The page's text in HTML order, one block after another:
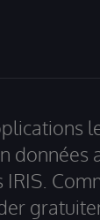
données